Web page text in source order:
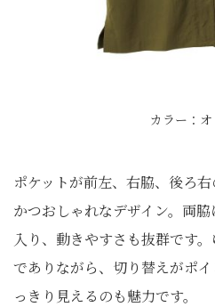
カラー：
ポケットが前左、右脇、後ろ
かつおしゃれなデザイン。両
入り、動きやすさも抜群です
でありながら、切り替えがポ
っきり見えるのも魅力です。